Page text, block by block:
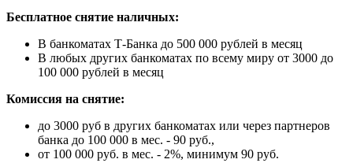
Бесплатное снятие наличных:
В банкоматах Т-Банка до 500 000 рублей в месяц
В любых других банкоматах по всему миру от 3000 до
100 000 рублей в месяц
Комиссия на снятие:
до 3000 руб в других банкоматах или через партнеров
банка до 100 000 в мес. - 90 руб.,
от 100 000 руб. в мес. - 2%, минимум 90 руб.